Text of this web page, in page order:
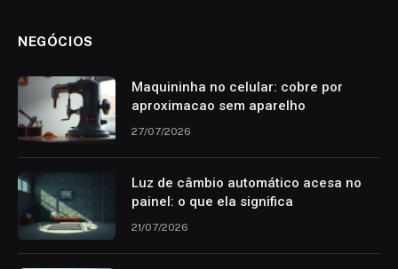
NEGÓCIOS
Maquininha no celular: cobre por
aproximacao sem aparelho
27/07/2026
Luz de câmbio automático acesa no
painel: o que ela significa
21/07/2026